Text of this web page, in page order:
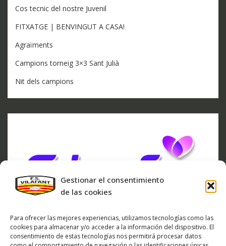
Gestionar el consentimiento
de las cookies
Para ofrecer las mejores experiencias, utilizamos tecnologías como las
cookies para almacenar y/o acceder a la información del dispositivo. El
consentimiento de estas tecnologías nos permitirá procesar datos
Cos tecnic del nostre Juvenil
FITXATGE | BENVINGUT A CASA!
Agraïments
Campions torneig 3×3 Sant Julià
Nit dels campions